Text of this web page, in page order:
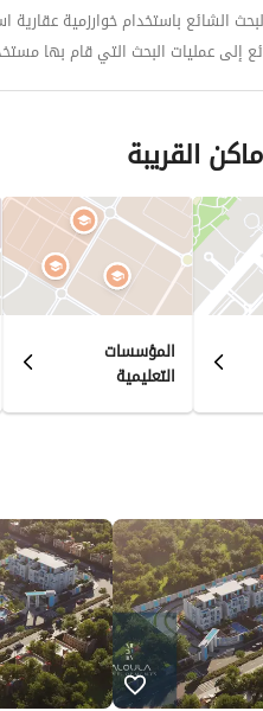
الشائع باستخدام خوارزمية عقارية
إلى عمليات البحث التي قام بها مستخدمي
القريبة
المؤسسات
التعليمية